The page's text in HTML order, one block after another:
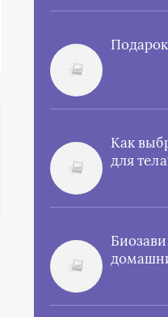
Как
для